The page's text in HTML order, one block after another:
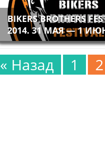
BIKERS BROTHERS
2014. 31 МАЯ — 1
« Назад 1 2